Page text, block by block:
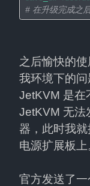
# 在升级完成之
之后愉快的
我环境下的
JetKVM 是在
JetKVM 无法
器，此时我
电源扩展板上
官方发送了